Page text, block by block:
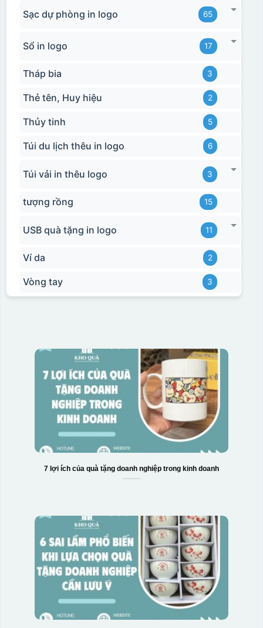
Sạc dự phòng in logo 65
Sổ in logo 17
Tháp bia 3
Thẻ tên, Huy hiệu 2
Thủy tinh 5
Túi du lịch thêu in logo 6
Túi vải in thêu logo 3
tượng rồng 15
USB quà tặng in logo 11
Ví da 2
Vòng tay 3
7 lợi ích của quà tặng doanh nghiệp trong kinh doanh